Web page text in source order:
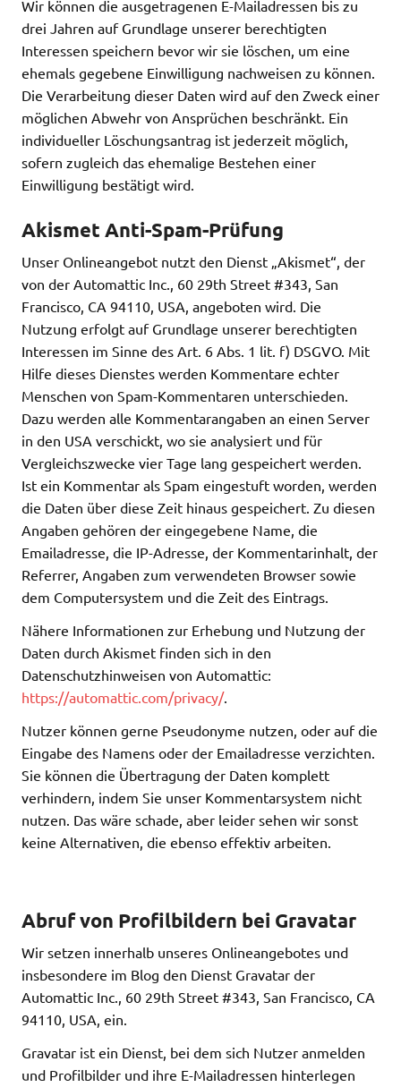
Wir können die ausgetragenen E-Mailadressen bis zu
drei Jahren auf Grundlage unserer berechtigten
Interessen speichern bevor wir sie löschen, um eine
ehemals gegebene Einwilligung nachweisen zu können.
Die Verarbeitung dieser Daten wird auf den Zweck einer
möglichen Abwehr von Ansprüchen beschränkt. Ein
individueller Löschungsantrag ist jederzeit möglich,
sofern zugleich das ehemalige Bestehen einer
Einwilligung bestätigt wird.
Akismet Anti-Spam-Prüfung
Unser Onlineangebot nutzt den Dienst „Akismet“, der
von der Automattic Inc., 60 29th Street #343, San
Francisco, CA 94110, USA, angeboten wird. Die
Nutzung erfolgt auf Grundlage unserer berechtigten
Interessen im Sinne des Art. 6 Abs. 1 lit. f) DSGVO. Mit
Hilfe dieses Dienstes werden Kommentare echter
Menschen von Spam-Kommentaren unterschieden.
Dazu werden alle Kommentarangaben an einen Server
in den USA verschickt, wo sie analysiert und für
Vergleichszwecke vier Tage lang gespeichert werden.
Ist ein Kommentar als Spam eingestuft worden, werden
die Daten über diese Zeit hinaus gespeichert. Zu diesen
Angaben gehören der eingegebene Name, die
Emailadresse, die IP-Adresse, der Kommentarinhalt, der
Referrer, Angaben zum verwendeten Browser sowie
dem Computersystem und die Zeit des Eintrags.
Nähere Informationen zur Erhebung und Nutzung der
Daten durch Akismet finden sich in den
Datenschutzhinweisen von Automattic:
https://automattic.com/privacy/.
Nutzer können gerne Pseudonyme nutzen, oder auf die
Eingabe des Namens oder der Emailadresse verzichten.
Sie können die Übertragung der Daten komplett
verhindern, indem Sie unser Kommentarsystem nicht
nutzen. Das wäre schade, aber leider sehen wir sonst
keine Alternativen, die ebenso effektiv arbeiten.
Abruf von Profilbildern bei Gravatar
Wir setzen innerhalb unseres Onlineangebotes und
insbesondere im Blog den Dienst Gravatar der
Automattic Inc., 60 29th Street #343, San Francisco, CA
94110, USA, ein.
Gravatar ist ein Dienst, bei dem sich Nutzer anmelden
und Profilbilder und ihre E-Mailadressen hinterlegen